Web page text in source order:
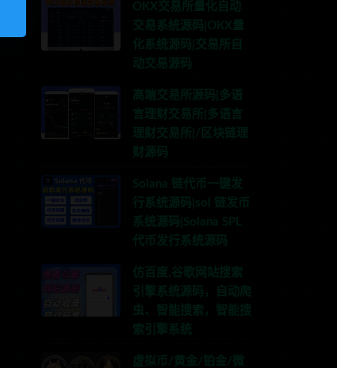
OKX交易所量化自动
交易系统源码|OKX量
化系统源码|交易所自
动交易源码
高端交易所源码|多语
言理财交易所|多语言
理财交易所|/区块链理
财源码
Solana 链代币一键发
行系统源码|sol 链发币
系统源码|Solana SPL
代币发行系统源码
仿百度,谷歌网站搜索
引擎系统源码，自动爬
虫、智能搜索，智能搜
索引擎系统
虚拟币/黄金/铂金/微